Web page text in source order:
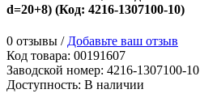
d=20+8) (Код: 4216-1307100-10)
0 отзывы / Добавьте ваш отзыв
Код товара: 00191607
Заводской номер: 4216-1307100-10
Доступность: В наличии